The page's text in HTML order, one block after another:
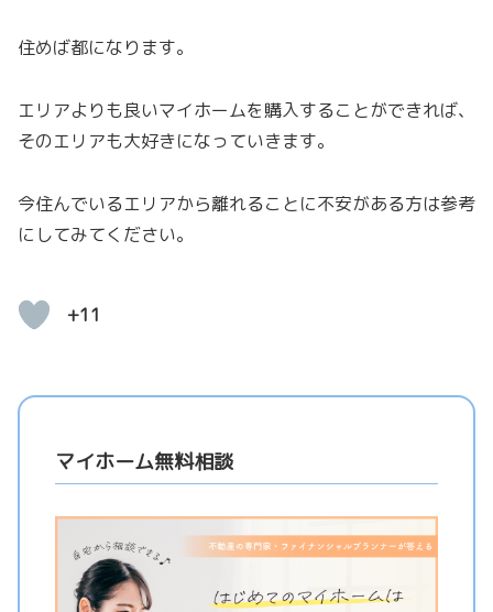
住めば都になります。
エリアよりも良いマイホームを購入することができれば、
そのエリアも大好きになっていきます。
今住んでいるエリアから離れることに不安がある方は参考
にしてみてください。
+11
マイホーム無料相談